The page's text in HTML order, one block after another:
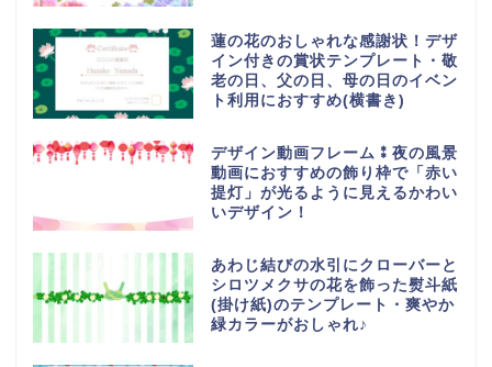
蓮の花のおしゃれな感謝状！デザ
イン付きの賞状テンプレート・敬
老の日、父の日、母の日のイベン
ト利用におすすめ(横書き)
デザイン動画フレーム⁑夜の風景
動画におすすめの飾り枠で「赤い
提灯」が光るように見えるかわい
いデザイン！
あわじ結びの水引にクローバーと
シロツメクサの花を飾った熨斗紙
(掛け紙)のテンプレート・爽やか
緑カラーがおしゃれ♪